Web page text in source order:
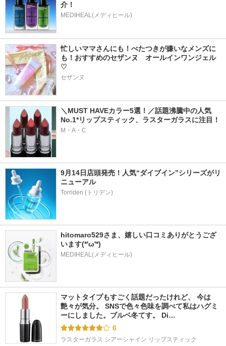
介！
MEDIHEAL(メディヒール)
忙しいママさんにも！べたつきが嫌いなメンズに
も！おすすめのセザンヌ　オールインワンジェル
♡
セザンヌ
＼MUST HAVEカラー5選！／話題沸騰中の人気
No.1*リップスティック、ラスターガラスに注目！
M・A・C
9月14日店頭発売！人気“ダイブイン”シリーズがリ
ニューアル
hitomaro529さま、嬉しい口コミありがとうござ
います(*'ω'*)
MEDIHEAL(メディヒール)
マットタイプもすごく話題だったけれど、 今は
艶々が気分。 SNSで色々色味を調べて私はハグミ
ーにしました。ブルベ冬てす。 Di…
6
ラスターガラス シアーシャイン リップスティック